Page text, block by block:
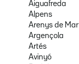
Aiguafreda
Alpens
Arenys de Mar
Argençola
Artés
Avinyó